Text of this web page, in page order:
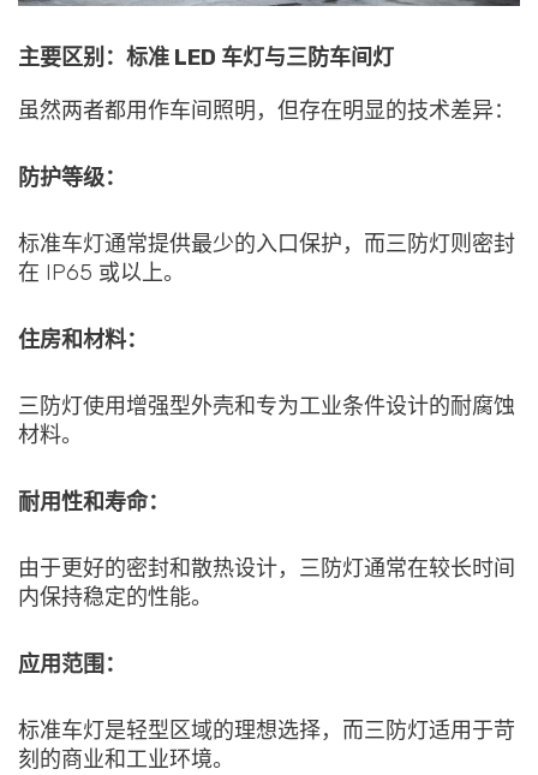
主要区别：标准 LED 车灯与三防车间灯
虽然两者都用作车间照明，但存在明显的技术差异：
防护等级：
标准车灯通常提供最少的入口保护，而三防灯则密封
在 IP65 或以上。
住房和材料：
三防灯使用增强型外壳和专为工业条件设计的耐腐蚀
材料。
耐用性和寿命：
由于更好的密封和散热设计，三防灯通常在较长时间
内保持稳定的性能。
应用范围：
标准车灯是轻型区域的理想选择，而三防灯适用于苛
刻的商业和工业环境。